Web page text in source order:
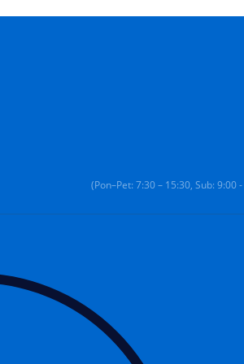
(Pon–Pet: 7:30 – 15:30, Sub: 9:00